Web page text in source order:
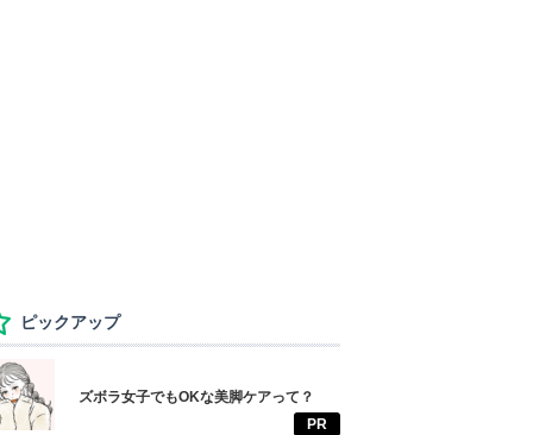
ピックアップ
ズボラ女子でもOKな美脚ケアって？
PR